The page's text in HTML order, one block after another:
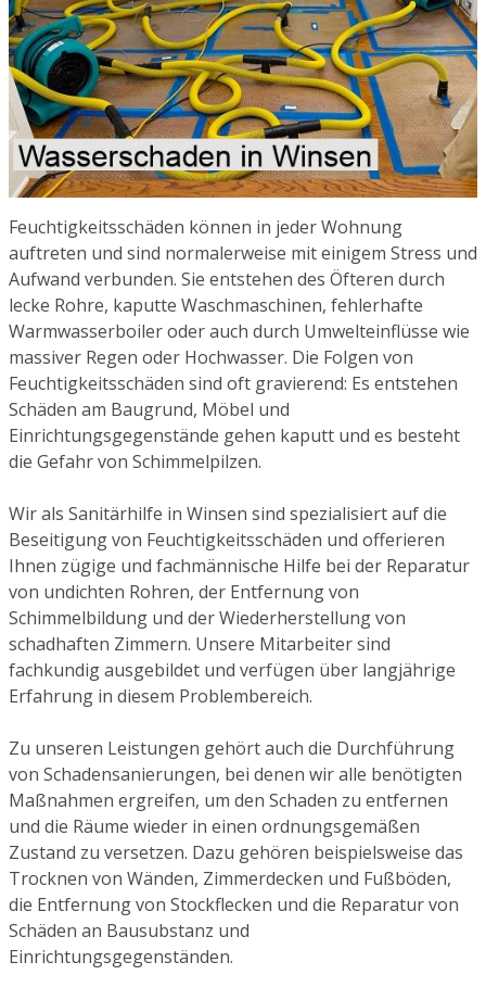
Feuchtigkeitsschäden können in jeder Wohnung
auftreten und sind normalerweise mit einigem Stress und
Aufwand verbunden. Sie entstehen des Öfteren durch
lecke Rohre, kaputte Waschmaschinen, fehlerhafte
Warmwasserboiler oder auch durch Umwelteinflüsse wie
massiver Regen oder Hochwasser. Die Folgen von
Feuchtigkeitsschäden sind oft gravierend: Es entstehen
Schäden am Baugrund, Möbel und
Einrichtungsgegenstände gehen kaputt und es besteht
die Gefahr von Schimmelpilzen.
Wir als Sanitärhilfe in Winsen sind spezialisiert auf die
Beseitigung von Feuchtigkeitsschäden und offerieren
Ihnen zügige und fachmännische Hilfe bei der Reparatur
von undichten Rohren, der Entfernung von
Schimmelbildung und der Wiederherstellung von
schadhaften Zimmern. Unsere Mitarbeiter sind
fachkundig ausgebildet und verfügen über langjährige
Erfahrung in diesem Problembereich.
Zu unseren Leistungen gehört auch die Durchführung
von Schadensanierungen, bei denen wir alle benötigten
Maßnahmen ergreifen, um den Schaden zu entfernen
und die Räume wieder in einen ordnungsgemäßen
Zustand zu versetzen. Dazu gehören beispielsweise das
Trocknen von Wänden, Zimmerdecken und Fußböden,
die Entfernung von Stockflecken und die Reparatur von
Schäden an Bausubstanz und
Einrichtungsgegenständen.